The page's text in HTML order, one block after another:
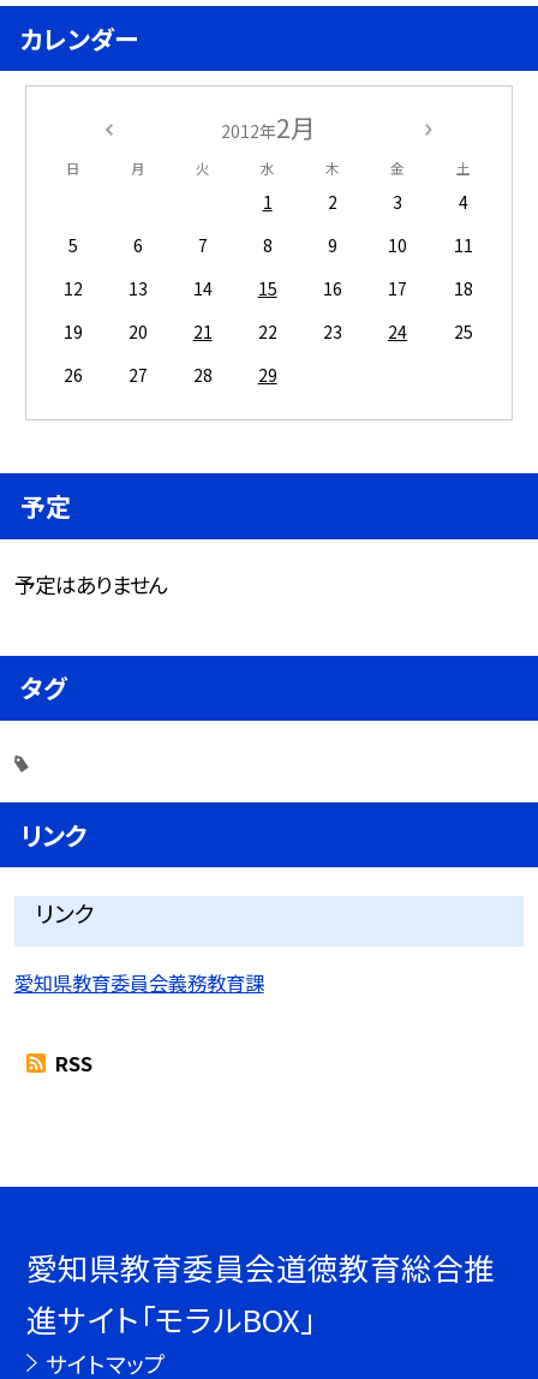
カレンダー
2012年2月
日 月 火 水 木 金 土
1 2 3
4
5
6 7 8 9 10
11
12
13 14 15 16 17
18
19
20 21 22 23 24
25
26
27 28 29
予定
予定はありません
タグ
リンク
リンク
愛知県教育委員会義務教育課
RSS
愛知県教育委員会道徳教育総合推
進サイト「モラルBOX」
サイトマップ